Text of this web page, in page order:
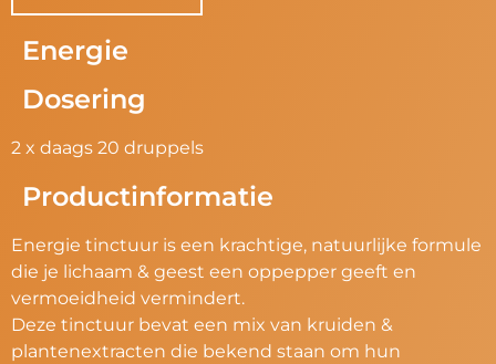
Energie
Dosering
2 x daags 20 druppels
Productinformatie
Energie tinctuur is een krachtige, natuurlijke formule
die je lichaam & geest een oppepper geeft en
vermoeidheid vermindert.
Deze tinctuur bevat een mix van kruiden &
plantenextracten die bekend staan om hun